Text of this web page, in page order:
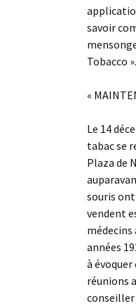
savoir
Tobacco ».
«
Le 14
tabac se
Plaza de
souris
vendent
médecins
années
à
réunions